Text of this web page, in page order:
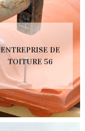
ENTREPRISE DE
TOITURE 56